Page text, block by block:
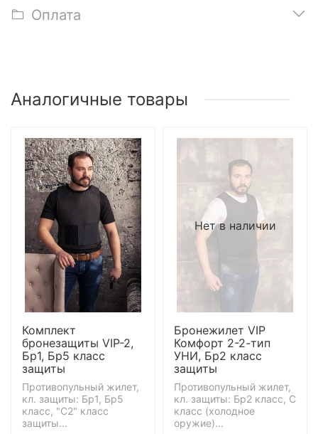
Оплата
Аналогичные товары
Комплект
бронезащиты VIP-2,
Бр1, Бр5 класс
защиты
Противопульный жилет,
кл. защиты: Бр1, Бр5
класс, "С2" класс
защиты...
Нет в наличии
Бронежилет VIP
Комфорт 2-2-тип
УНИ, Бр2 класс
защиты
Противопульный жилет,
кл. защиты: Бр2 класс, С
класс (холодное
оружие)...